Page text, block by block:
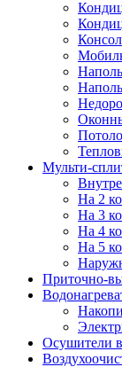
Мульти-
На 2
На 3
На 4
На 5
Приточно-
Осушители